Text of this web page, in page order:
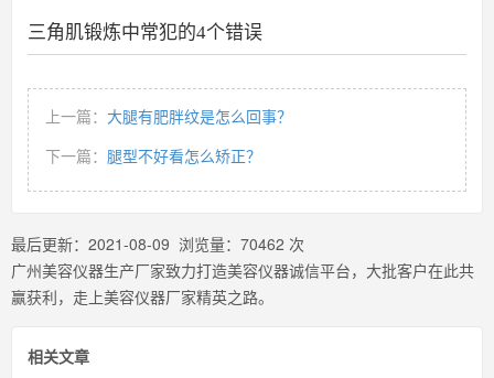
三角肌锻炼中常犯的4个错误
上一篇： 大腿有肥胖纹是怎么回事？
下一篇： 腿型不好看怎么矫正？
最后更新： 2021-08-09 浏览量： 70462 次
广州美容仪器生产厂家致力打造美容仪器诚信平台，大批客户在此共
赢获利，走上美容仪器厂家精英之路。
相关文章